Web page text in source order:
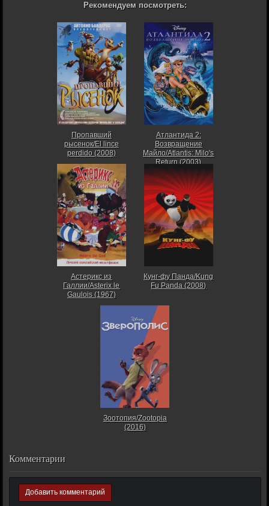
Рекомендуем посмотреть:
Пропавший
рысенок/El lince
perdido (2008)
Атлантида 2:
Возвращение
Майло/Atlantis: Milo's
Return (2003)
Астерикс из
Галлии/Asterix le
Gaulois (1967)
Кунг-фу Панда/Kung
Fu Panda (2008)
Зоотопия/Zootopia
(2016)
Комментарии
Добавить комментарий